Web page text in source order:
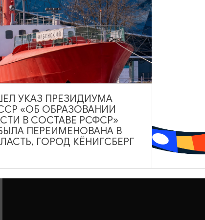
ЭКСКУРСИИ УЧРЕЖДЕНИЙ КУЛЬТУРЫ
Парикмахеры верблюдов, муравьедов
повара. Экскурсия из цикла «Другой
зоопарк»
23.08.2026 10:00
Калининград, Калининградский зоопарк
ОТ 1500₽
УКАЗ ПРЕЗИДИУМА
«ОБ ОБРАЗОВАНИИ
В СОСТАВЕ РСФСР»
ПЕРЕИМЕНОВАНА В
ГОРОД КЁНИГСБЕРГ